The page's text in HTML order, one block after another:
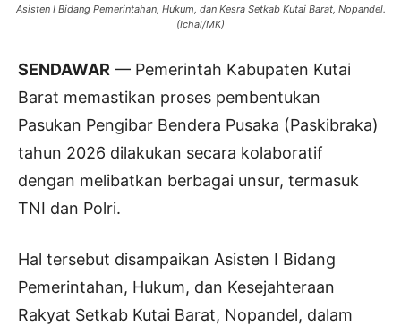
Asisten I Bidang Pemerintahan, Hukum, dan Kesra Setkab Kutai Barat, Nopandel.
(Ichal/MK)
SENDAWAR — Pemerintah Kabupaten Kutai
Barat memastikan proses pembentukan
Pasukan Pengibar Bendera Pusaka (Paskibraka)
tahun 2026 dilakukan secara kolaboratif
dengan melibatkan berbagai unsur, termasuk
TNI dan Polri.
Hal tersebut disampaikan Asisten I Bidang
Pemerintahan, Hukum, dan Kesejahteraan
Rakyat Setkab Kutai Barat, Nopandel, dalam